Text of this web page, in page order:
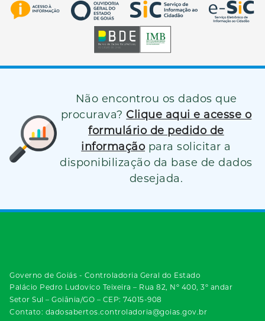
Não encontrou os dados que
procurava? Clique aqui e acesse o
formulário de pedido de
informação para solicitar a
disponibilização da base de dados
desejada.
Governo de Goiás - Controladoria Geral do Estado
Palácio Pedro Ludovico Teixeira – Rua 82, Nº 400, 3º andar
Setor Sul – Goiânia/GO – CEP: 74015-908
Contato: dadosabertos.controladoria@goias.gov.br